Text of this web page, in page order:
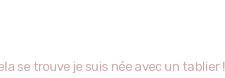
se trouve je suis née avec un tablier !